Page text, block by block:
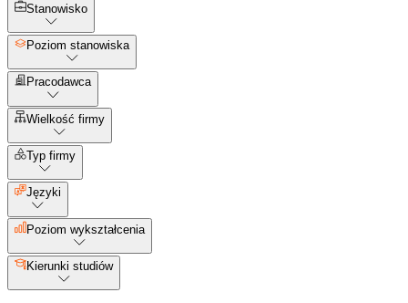
Stanowisko
Poziom stanowiska
Pracodawca
Wielkość firmy
Typ firmy
Języki
Poziom wykształcenia
Kierunki studiów